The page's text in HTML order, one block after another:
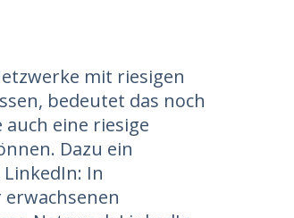
mit riesigen
bedeutet das noch
auch eine riesige
Dazu ein
In